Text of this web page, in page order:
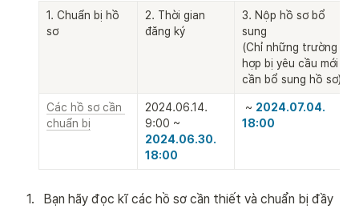
1. Chuẩn bị hồ
sơ
2. Thời gian
đăng ký
3. Nộp hồ sơ bổ
sung
(Chỉ những trường
hợp bị yêu cầu mới
cần bổ sung hồ sơ)
Các hồ sơ cần
chuẩn bị
2024.06.14.
2024.06.30.
18:00
~ 2024.07.04.
18:00
1.
Bạn hãy đọc kĩ các hồ sơ cần thiết và chuẩn bị đầy